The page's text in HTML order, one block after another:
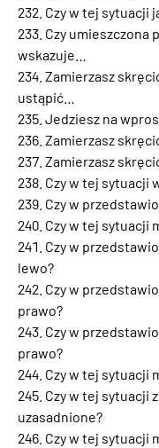
Czy w tej sytuacji
Czy umieszczona
wskazuje…
Zamierzasz
ustąpić…
Jedziesz na
Zamierzasz
Zamierzasz
Czy w tej sytuacji
Czy w
Czy w tej sytuacji
Czy w
lewo?
Czy w
prawo?
Czy w
prawo?
Czy w tej sytuacji
Czy w tej sytuacji
uzasadnione?
Czy w tej sytuacji